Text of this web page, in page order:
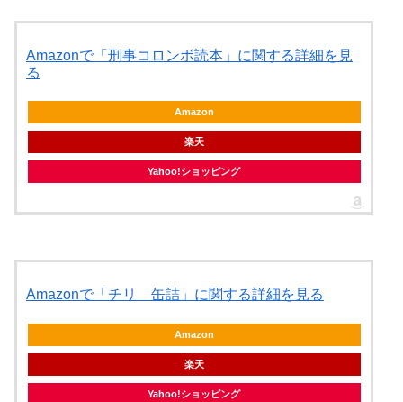
Amazonで「刑事コロンボ読本」に関する詳細を見
る
Amazon
楽天
Yahoo!ショッピング
Amazonで「チリ 缶詰」に関する詳細を見る
Amazon
楽天
Yahoo!ショッピング